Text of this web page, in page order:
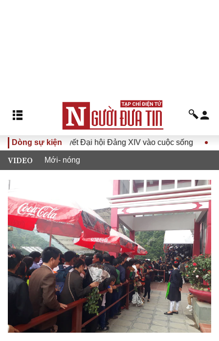
Dòng sự kiện
Đưa Nghị quyết Đại hội Đảng XIV vào cuộc sống Hướng
VIDEO Mới- nóng